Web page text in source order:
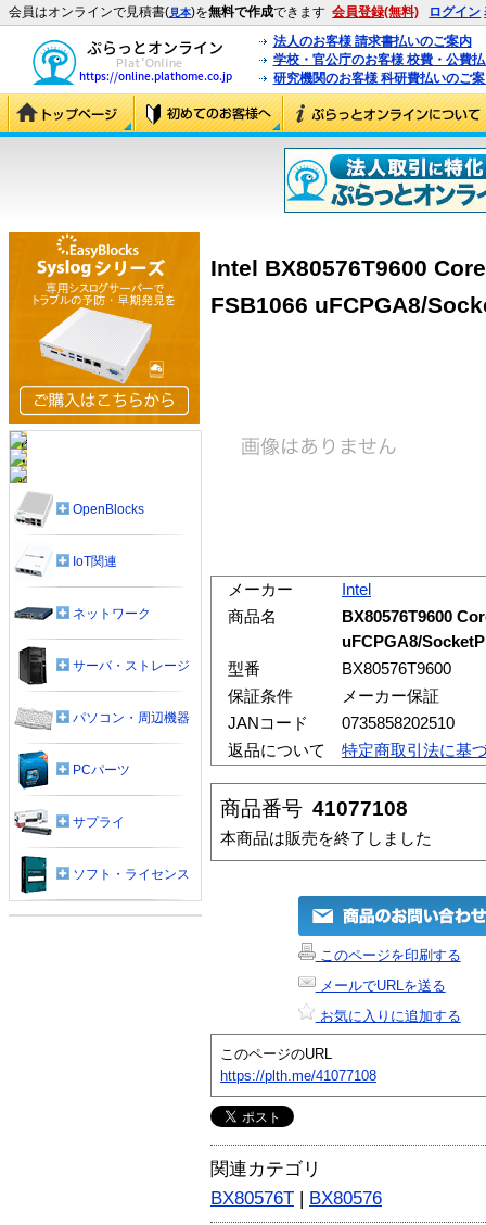
会員はオンラインで見積書(見本)を無料で作成できます 会員登録(無料) ログイン
法人のお客様 請求書払いのご案内
学校・官公庁のお客様 校費・公費
研究機関のお客様 科研費払いのご
Intel BX80576T9600
FSB1066 uFCPGA8/
メーカー
Intel
商品名
BX80576T9600
uFCPGA8/SocketP
型番
BX80576T9600
保証条件
メーカー保証
JANコード
0735858202510
返品について
特定商取引法に基
商品番号 41077108
本商品は販売を終了しました
このページを印刷する
メールでURLを送る
お気に入りに追加する
このページのURL
https://plth.me/41077108
関連カテゴリ
BX80576T | BX80576
OpenBlocks
IoT関連
ネットワーク
サーバ・ストレージ
パソコン・周辺機器
PCパーツ
サプライ
ソフト・ライセンス